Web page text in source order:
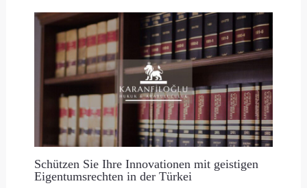
Schützen Sie Ihre Innovationen mit geistigen
Eigentumsrechten in der Türkei